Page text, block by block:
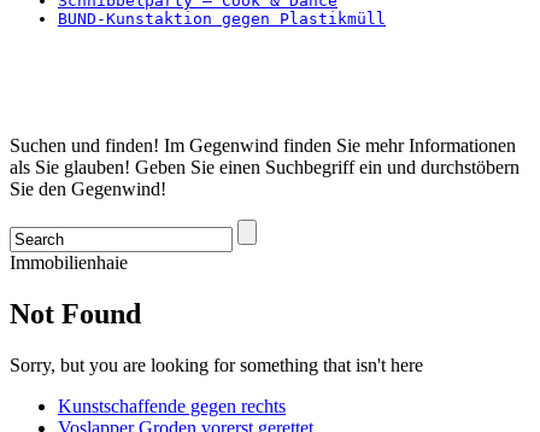
BUND-Kunstaktion gegen Plastikmüll
Startseite
Suchen und finden! Im Gegenwind finden Sie mehr Informationen
als Sie glauben! Geben Sie einen Suchbegriff ein und durchstöbern
Sie den Gegenwind!
Immobilienhaie
Not Found
Sorry, but you are looking for something that isn't here
Kunstschaffende gegen rechts